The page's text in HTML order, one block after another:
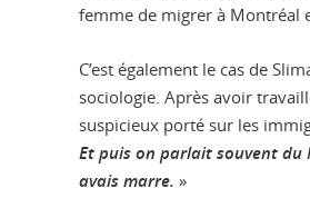
femme de migrer à Montréal
C’est également le cas de
sociologie. Après avoir
suspicieux porté sur les
Et puis on parlait souvent du
avais marre. »